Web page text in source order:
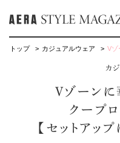
トップ カジュアルウェア Vゾー
カ
Vゾーンに
クープ
【セットアッ